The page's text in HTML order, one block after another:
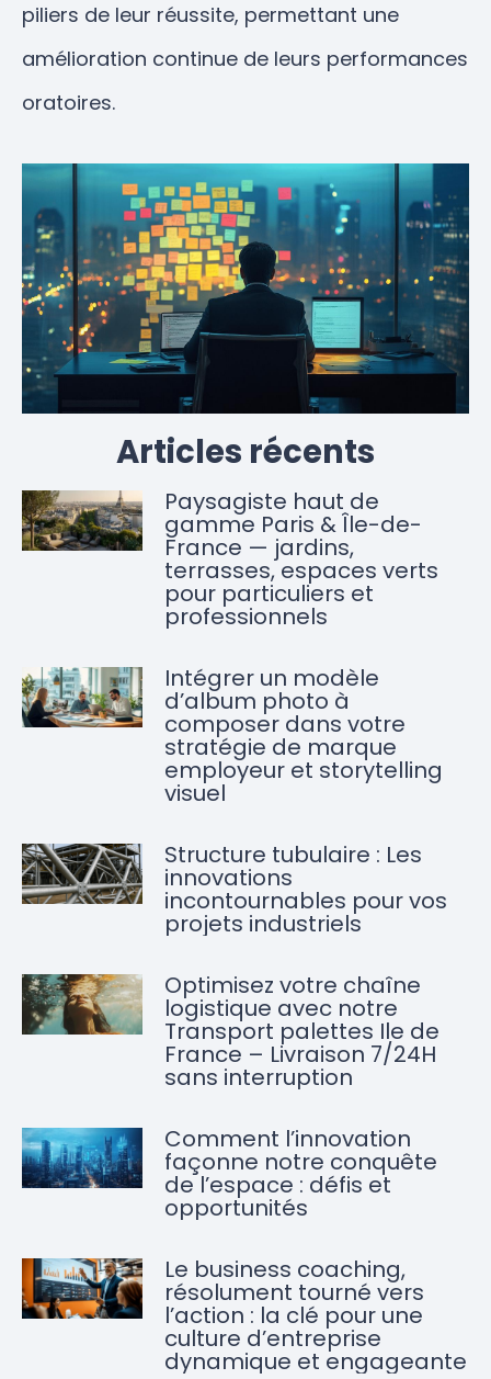
piliers de leur réussite, permettant une
amélioration continue de leurs performances
oratoires.
Articles récents
Paysagiste haut de
gamme Paris & Île-de-
France — jardins,
terrasses, espaces verts
pour particuliers et
professionnels
Intégrer un modèle
d’album photo à
composer dans votre
stratégie de marque
employeur et storytelling
visuel
Structure tubulaire : Les
innovations
incontournables pour vos
projets industriels
Optimisez votre chaîne
logistique avec notre
Transport palettes Ile de
France – Livraison 7/24H
sans interruption
Comment l’innovation
façonne notre conquête
de l’espace : défis et
opportunités
Le business coaching,
résolument tourné vers
l’action : la clé pour une
culture d’entreprise
dynamique et engageante